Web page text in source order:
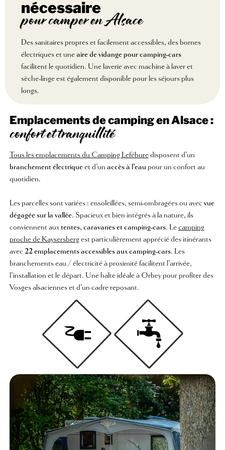
nécessaire
pour camper en Alsace
Des sanitaires propres et facilement accessibles, des bornes
électriques et uneaire de vidange pour camping-cars
facilitent le quotidien. Une laverie avec machine à laver et
sèche-linge est également disponible pour les séjours plus
longs.
Emplacements de camping en Alsace :
confort et tranquillité
Tous les emplacements du Camping Leféburedisposent d’un
branchement électriqueet d’un accès à l’eau pour un confort au
quotidien.
Les parcelles sont variées : ensoleillées, semi-ombragées ou avec vue
dégagée sur la vallée. Spacieux et bien intégrés à la nature, ils
conviennent auxtentes, caravanes et camping-cars. Lecamping
proche de Kaysersbergest particulièrement apprécié des itinérants
avec 22 emplacements accessibles aux camping-cars. Les
branchements eau / électricité à proximité facilitent l’arrivée,
l’installation et le départ. Une halte idéale à Orbey pour profiter des
Vosges alsaciennes et d’un cadre reposant.